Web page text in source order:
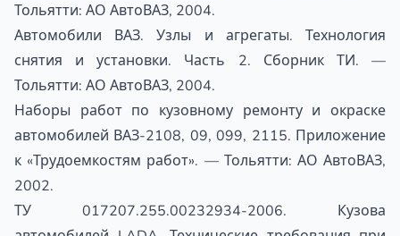
Тольятти: АО АвтоВАЗ, 2004.
Автомобили ВАЗ. Узлы и агрегаты. Технология
снятия и установки. Часть 2. Сборник ТИ. —
Тольятти: АО АвтоВАЗ, 2004.
Наборы работ по кузовному ремонту и окраске
автомобилей ВАЗ-2108, 09, 099, 2115. Приложение
к «Трудоемкостям работ». — Тольятти: АО АвтоВАЗ,
2002.
ТУ 017207.255.00232934-2006. Кузова